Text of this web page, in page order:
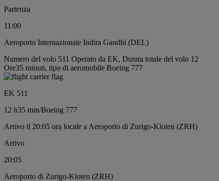
Partenza
11:00
Aeroporto Internazionale Indira Gandhi (DEL)
Numero del volo 511 Operato da EK, Durata totale del volo 12
Ore35 minuti, tipo di aeromobile Boeing 777
EK 511
12 h35 min/Boeing 777
Arrivo il 20:05 ora locale a Aeroporto di Zurigo-Kloten (ZRH)
Arrivo
20:05
Aeroporto di Zurigo-Kloten (ZRH)